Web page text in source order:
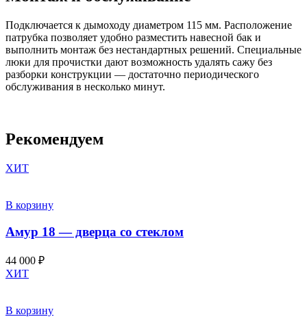
Подключается к дымоходу диаметром 115 мм. Расположение
патрубка позволяет удобно разместить навесной бак и
выполнить монтаж без нестандартных решений. Специальные
люки для прочистки дают возможность удалять сажу без
разборки конструкции — достаточно периодического
обслуживания в несколько минут.
Рекомендуем
ХИТ
В корзину
Амур 18 — дверца со стеклом
44 000 ₽
ХИТ
В корзину